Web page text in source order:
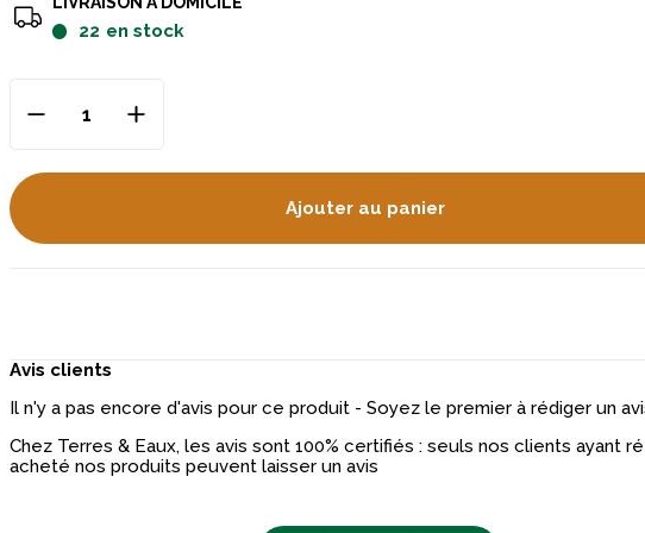
22 en stock
Ajouter au panier
Avis clients
Il n'y a pas encore d'avis pour ce produit - Soyez le premier à rédiger un
Chez Terres & Eaux, les avis sont 100% certifiés : seuls nos clients ayant
acheté nos produits peuvent laisser un avis